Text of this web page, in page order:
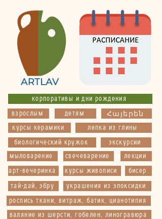
корпоративы и дни рождения
детям
взрослым Հայերեն
украшения из эпоксидки
мыловарение свечеварение
арт-вечеринка бисер
тай-дай, эбру
экскурсии
лепка из глины
роспись ткани, витраж, батик, цианотипия
курсы живописи
лекции
биологический кружок
курсы керамики
валяние из шерсти, гобелен, линогравюра